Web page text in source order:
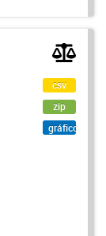
csv
zip
gráfico